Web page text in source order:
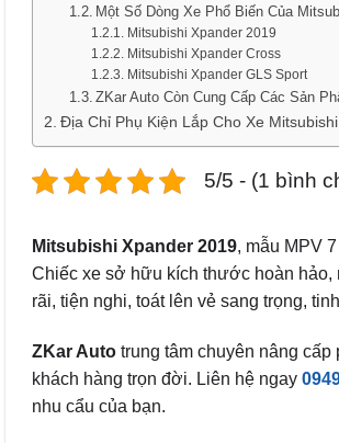
Một Số Dòng Xe Phổ Biến Của
Mitsubishi Xpander 2019
Mitsubishi Xpander Cross
Mitsubishi Xpander GLS Sport
ZKar Auto Còn Cung Cấp Các Sản
Địa Chỉ Phụ Kiện Lắp Cho Xe
5/5 - (1 bình
Mitsubishi Xpander 2019, mẫu MPV
Chiếc xe sở hữu kích thước hoàn hảo,
rãi, tiện nghi, toát lên vẻ sang trọng,
ZKar Auto trung tâm chuyên nâng
khách hàng trọn đời. Liên hệ ngay
nhu cẩu của bạn.